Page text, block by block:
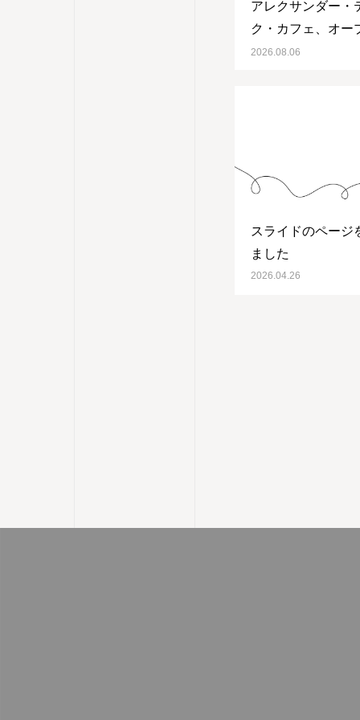
アレクサンダー・
ク・カフェ、オー
す
2026.08.06
スライドのページ
ました
2026.04.26